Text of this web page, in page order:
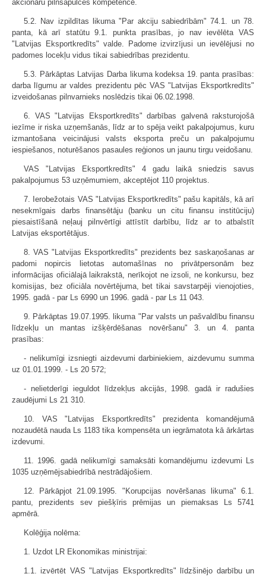
akcionāru pilnsapulces kompetencē.
5.2. Nav izpildītas likuma "Par akciju sabiedrībām" 74.1. un 78.
panta, kā arī statūtu 9.1. punkta prasības, jo nav ievēlēta VAS
"Latvijas Eksportkredīts" valde. Padome izvirzījusi un ievēlējusi no
padomes locekļu vidus tikai sabiedrības prezidentu.
5.3. Pārkāptas Latvijas Darba likuma kodeksa 19. panta prasības:
darba līgumu ar valdes prezidentu pēc VAS "Latvijas Eksportkredīts"
izveidošanas pilnvarnieks noslēdzis tikai 06.02.1998.
6. VAS "Latvijas Eksportkredīts" darbības galvenā raksturojošā
iezīme ir riska uzņemšanās, līdz ar to spēja veikt pakalpojumus, kuru
izmantošana veicinājusi valsts eksporta preču un pakalpojumu
iespiešanos, noturēšanos pasaules reģionos un jaunu tirgu veidošanu.
VAS "Latvijas Eksportkredīts" 4 gadu laikā sniedzis savus
pakalpojumus 53 uzņēmumiem, akceptējot 110 projektus.
7. Ierobežotais VAS "Latvijas Eksportkredīts" pašu kapitāls, kā arī
nesekmīgais darbs finansētāju (banku un citu finansu institūciju)
piesaistīšanā neļauj pilnvērtīgi attīstīt darbību, līdz ar to atbalstīt
Latvijas eksportētājus.
8. VAS "Latvijas Eksportkredīts" prezidents bez saskaņošanas ar
padomi nopircis lietotas automašīnas no privātpersonām bez
informācijas oficiālajā laikrakstā, nerīkojot ne izsoli, ne konkursu, bez
komisijas, bez oficiāla novērtējuma, bet tikai savstarpēji vienojoties,
1995. gadā - par Ls 6990 un 1996. gadā - par Ls 11 043.
9. Pārkāptas 19.07.1995. likuma "Par valsts un pašvaldību finansu
līdzekļu un mantas izšķērdēšanas novēršanu" 3. un 4. panta
prasības:
- nelikumīgi izsniegti aizdevumi darbiniekiem, aizdevumu summa
uz 01.01.1999. - Ls 20 572;
- nelietderīgi ieguldot līdzekļus akcijās, 1998. gadā ir radušies
zaudējumi Ls 21 310.
10. VAS "Latvijas Eksportkredīts" prezidenta komandējumā
nozaudētā nauda Ls 1183 tika kompensēta un iegrāmatota kā ārkārtas
izdevumi.
11. 1996. gadā nelikumīgi samaksāti komandējumu izdevumi Ls
1035 uzņēmējsabiedrībā nestrādājošiem.
12. Pārkāpjot 21.09.1995. "Korupcijas novēršanas likuma" 6.1.
pantu, prezidents sev piešķīris prēmijas un piemaksas Ls 5741
apmērā.
Kolēģija nolēma:
1. Uzdot LR Ekonomikas ministrijai:
1.1. izvērtēt VAS "Latvijas Eksportkredīts" līdzšinējo darbību un